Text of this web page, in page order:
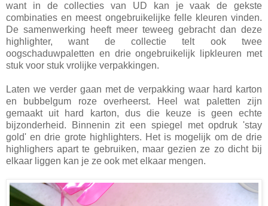
want in de collecties van UD kan je vaak de gekste
combinaties en meest ongebruikelijke felle kleuren vinden.
De samenwerking heeft meer teweeg gebracht dan deze
highlighter, want de collectie telt ook twee
oogschaduwpaletten en drie ongebruikelijk lipkleuren met
stuk voor stuk vrolijke verpakkingen.
Laten we verder gaan met de verpakking waar hard karton
en bubbelgum roze overheerst. Heel wat paletten zijn
gemaakt uit hard karton, dus die keuze is geen echte
bijzonderheid. Binnenin zit een spiegel met opdruk 'stay
gold' en drie grote highlighters. Het is mogelijk om de drie
highlighers apart te gebruiken, maar gezien ze zo dicht bij
elkaar liggen kan je ze ook met elkaar mengen.